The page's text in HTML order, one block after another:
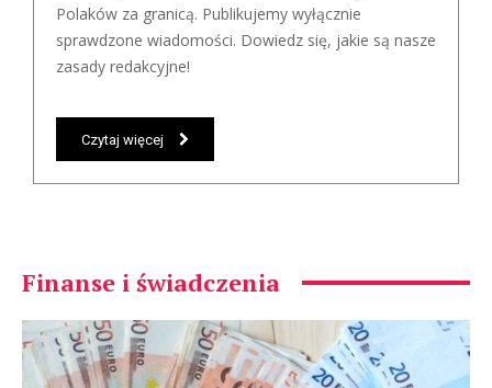
Polaków za granicą. Publikujemy wyłącznie
sprawdzone wiadomości. Dowiedz się, jakie są nasze
zasady redakcyjne!
Czytaj więcej
Finanse i świadczenia